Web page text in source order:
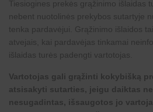
Tiesiogines prekės grąžinimo išlaidas
nebent nuotolinės prekybos sutartyje
tenka pardavėjui. Grąžinimo išlaidos
atvejais, kai pardavėjas tinkamai
išlaidas turės padengti vartotojas.
Vartotojas gali grąžinti kokybišką
atsisakyti sutarties, jeigu daiktas
nesugadintas, išsaugotos jo